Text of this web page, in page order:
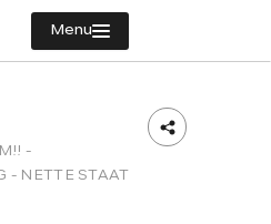
Menu
-
- NETTE STAAT